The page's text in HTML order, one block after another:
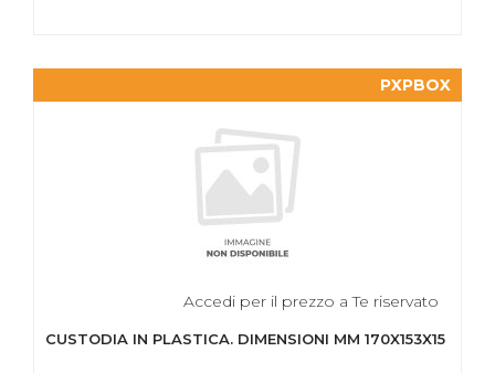
PXPBOX
Accedi per il prezzo a Te riservato
CUSTODIA IN PLASTICA. DIMENSIONI MM 170X153X15